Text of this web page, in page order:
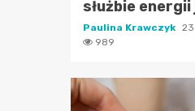
służbie
Paulina Krawczyk
989